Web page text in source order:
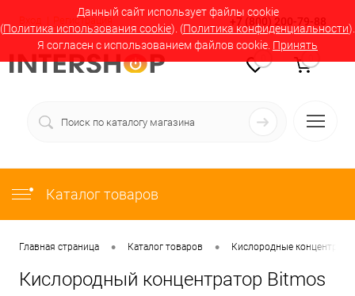
Данный сайт использует файлы cookie
(Политика использования cookie). (Политика конфиденциальности).
Я согласен с использованием файлов cookie. Принять
Вход Регистрация +7 (800) 200-79-88
Каталог товаров
Главная страница • Каталог товаров • Кислородные
Кислородный концентратор Bitmos